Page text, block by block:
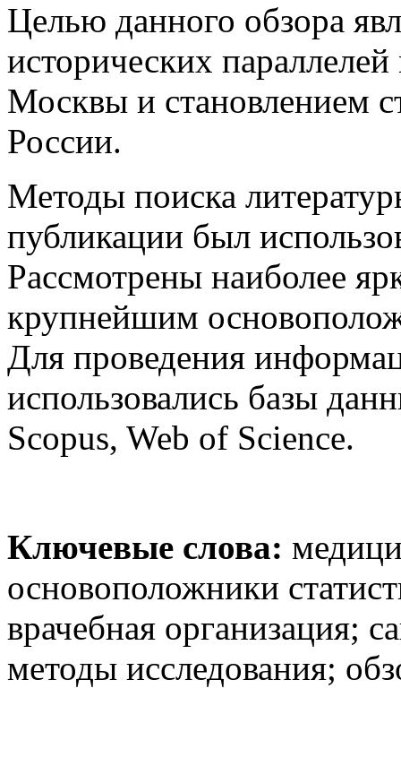
Целью данного обзора
исторических
Москвы и становлением
России.
Методы поиска
публикации был
Рассмотрены наиболее
крупнейшим
Для проведения
использовались базы
Scopus, Web of Science.
Ключевые слова:
основоположники
врачебная организация;
методы исследования;